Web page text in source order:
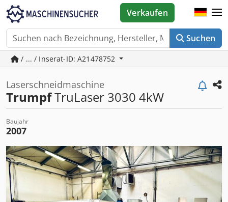
Suchen
Verkaufen
/ ... / Inserat-ID: A21478752
Laserschneidmaschine
TrumpfTruLaser 3030 4kW
Baujahr
2007